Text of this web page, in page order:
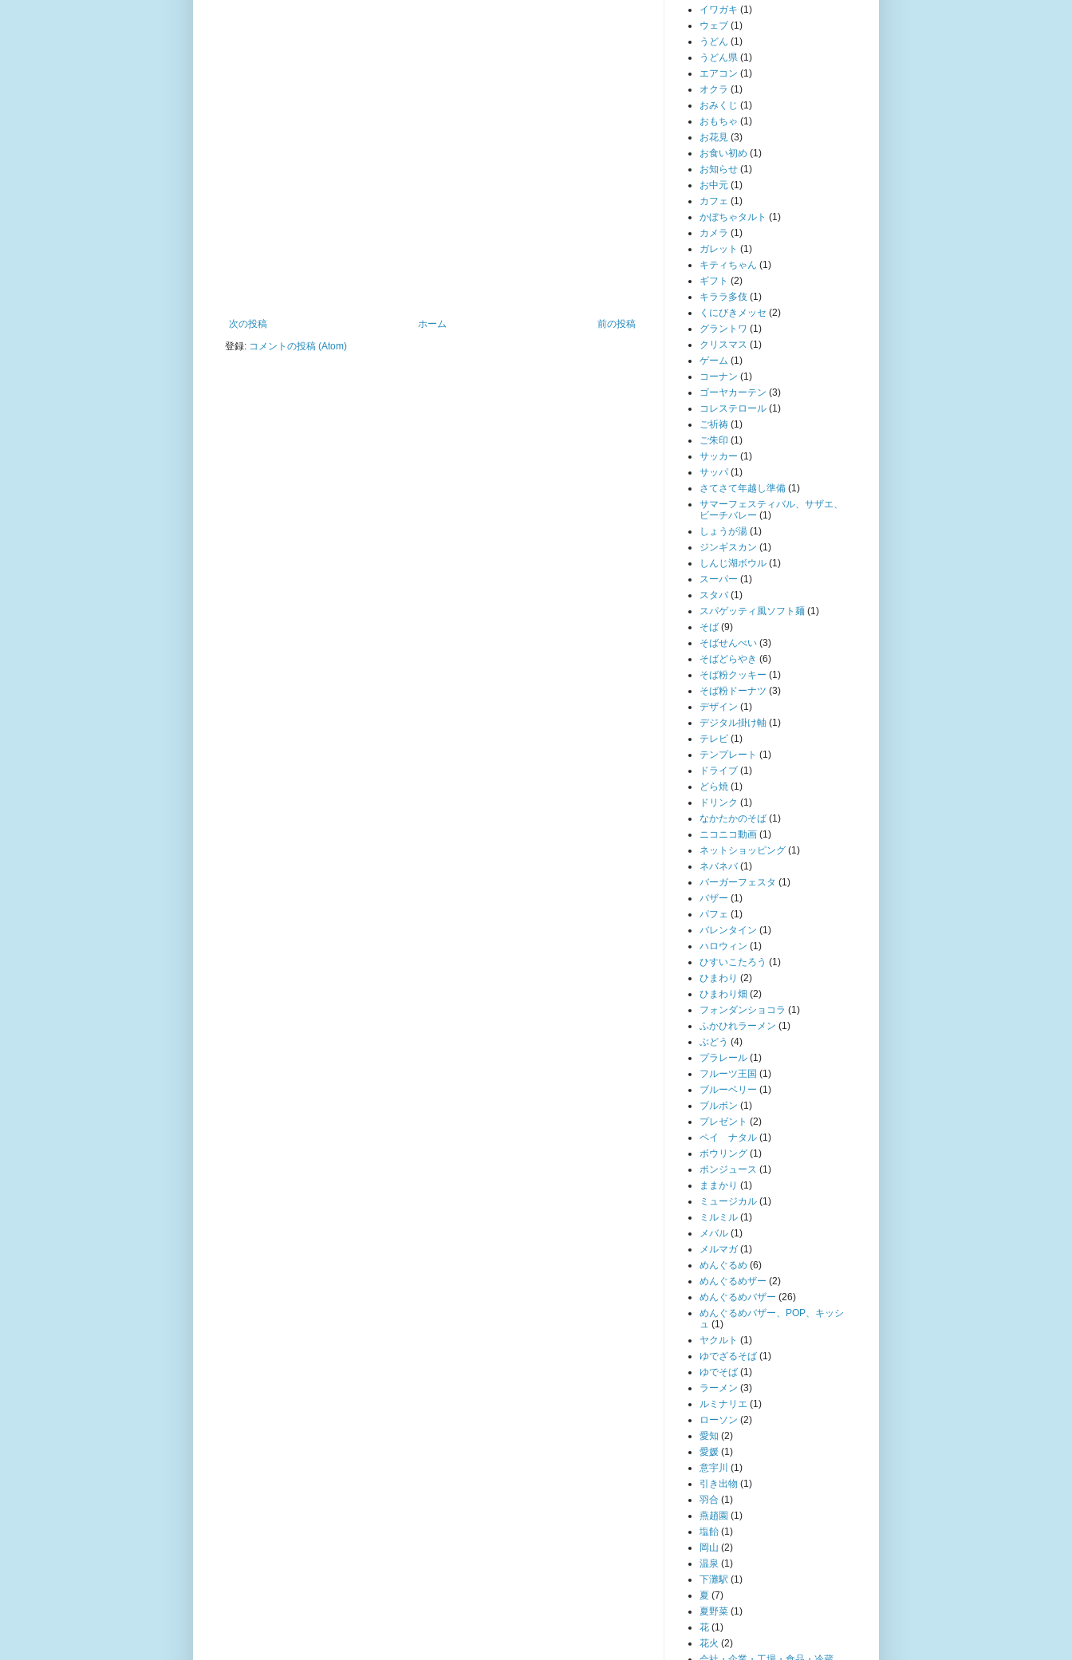
次の投稿 前の投稿
ホーム
登録: コメントの投稿 (Atom)
イワガキ (1)
ウェブ (1)
うどん (1)
うどん県 (1)
エアコン (1)
オクラ (1)
おみくじ (1)
おもちゃ (1)
お花見 (3)
お食い初め (1)
お知らせ (1)
お中元 (1)
カフェ (1)
かぼちゃタルト (1)
カメラ (1)
ガレット (1)
キティちゃん (1)
ギフト (2)
キララ多伎 (1)
くにびきメッセ (2)
グラントワ (1)
クリスマス (1)
ゲーム (1)
コーナン (1)
ゴーヤカーテン (3)
コレステロール (1)
ご祈祷 (1)
ご朱印 (1)
サッカー (1)
サッパ (1)
さてさて年越し準備 (1)
サマーフェスティバル、サザエ、
ビーチバレー (1)
しょうが湯 (1)
ジンギスカン (1)
しんじ湖ボウル (1)
スーパー (1)
スタバ (1)
スパゲッティ風ソフト麺 (1)
そば (9)
そばせんべい (3)
そばどらやき (6)
そば粉クッキー (1)
そば粉ドーナツ (3)
デザイン (1)
デジタル掛け軸 (1)
テレビ (1)
テンプレート (1)
ドライブ (1)
どら焼 (1)
ドリンク (1)
なかたかのそば (1)
ニコニコ動画 (1)
ネットショッピング (1)
ネバネバ (1)
バーガーフェスタ (1)
バザー (1)
パフェ (1)
バレンタイン (1)
ハロウィン (1)
ひすいこたろう (1)
ひまわり (2)
ひまわり畑 (2)
フォンダンショコラ (1)
ふかひれラーメン (1)
ぶどう (4)
プラレール (1)
フルーツ王国 (1)
ブルーベリー (1)
ブルボン (1)
プレゼント (2)
ペイ ナタル (1)
ボウリング (1)
ポンジュース (1)
ままかり (1)
ミュージカル (1)
ミルミル (1)
メバル (1)
メルマガ (1)
めんぐるめ (6)
めんぐるめザー (2)
めんぐるめバザー (26)
めんぐるめバザー、POP、キッシ
ュ (1)
ヤクルト (1)
ゆでざるそば (1)
ゆでそば (1)
ラーメン (3)
ルミナリエ (1)
ローソン (2)
愛知 (2)
愛媛 (1)
意宇川 (1)
引き出物 (1)
羽合 (1)
燕趙園 (1)
塩飴 (1)
岡山 (2)
温泉 (1)
下灘駅 (1)
夏 (7)
夏野菜 (1)
花 (1)
花火 (2)